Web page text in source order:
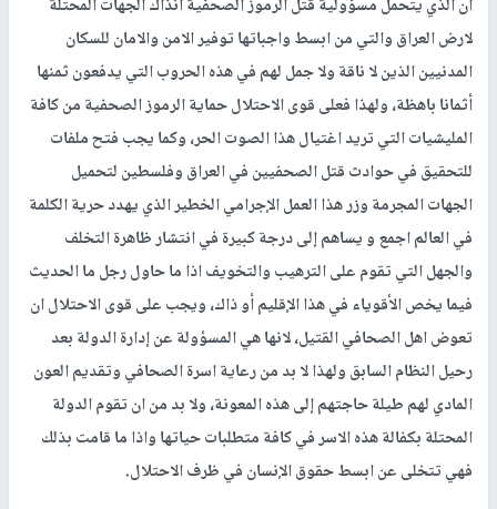
ان الذي يتحمل مسؤولية قتل الرموز الصحفية انذاك الجهات المحتلة
لارض العراق والتي من ابسط واجباتها توفير الامن والامان للسكان
المدنيين الذين لا ناقة ولا جمل لهم في هذه الحروب التي يدفعون ثمنها
أثمانا باهظة، ولهذا فعلى قوى الاحتلال حماية الرموز الصحفية من كافة
المليشيات التي تريد اغتيال هذا الصوت الحر، وكما يجب فتح ملفات
للتحقيق في حوادث قتل الصحفيين في العراق وفلسطين لتحميل
الجهات المجرمة وزر هذا العمل الإجرامي الخطير الذي يهدد حرية الكلمة
في العالم اجمع و يساهم إلى درجة كبيرة في انتشار ظاهرة التخلف
والجهل التي تقوم على الترهيب والتخويف اذا ما حاول رجل ما الحديث
فيما يخص الأقوياء في هذا الإقليم أو ذاك، ويجب على قوى الاحتلال ان
تعوض اهل الصحافي القتيل، لانها هي المسؤولة عن إدارة الدولة بعد
رحيل النظام السابق ولهذا لا بد من رعاية اسرة الصحافي وتقديم العون
المادي لهم طيلة حاجتهم إلى هذه المعونة، ولا بد من ان تقوم الدولة
المحتلة بكفالة هذه الاسر في كافة متطلبات حياتها واذا ما قامت بذلك
فهي تتخلى عن ابسط حقوق الإنسان في ظرف الاحتلال.